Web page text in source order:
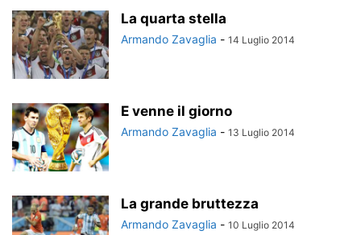
La quarta stella
Armando Zavaglia - 14 Luglio 2014
E venne il giorno
Armando Zavaglia - 13 Luglio 2014
La grande bruttezza
Armando Zavaglia - 10 Luglio 2014